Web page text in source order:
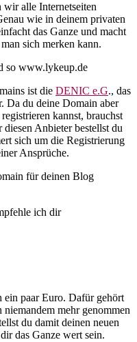
wir alle Internetseiten
wie in deinem privaten
das Ganze und macht
sich merken kann.
so www.lykeup.de
ist die DENIC e.G., das
Da du deine Domain aber
kannst, brauchst
Anbieter bestellst du
sich um die Registrierung
Ansprüche.
für deinen Blog
ich dir
ein paar Euro. Dafür gehört
mehr genommen
du damit deinen neuen
das Ganze wert sein.